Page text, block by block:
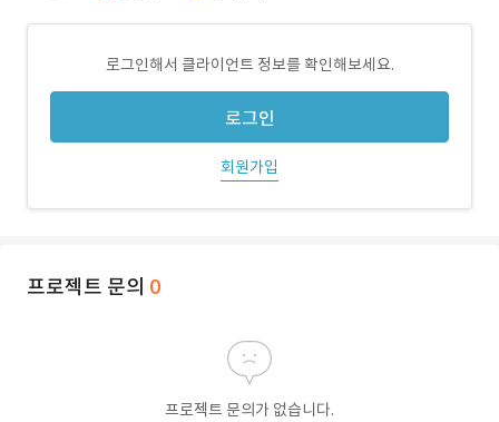
로그인해서 클라이언트 정보를 확인해보세요.
로그인
회원가입
프로젝트 문의 0
프로젝트 문의가 없습니다.